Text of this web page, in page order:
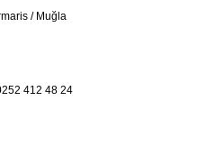
/ Muğla
412 48 24